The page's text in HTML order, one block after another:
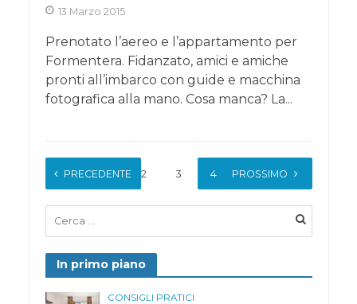
13 Marzo 2015
Prenotato l’aereo e l’appartamento per
Formentera. Fidanzato, amici e amiche
pronti all’imbarco con guide e macchina
fotografica alla mano. Cosa manca? La...
PRECEDENTE
1 2 3 4 5
PROSSIMO
In primo piano
CONSIGLI PRATICI